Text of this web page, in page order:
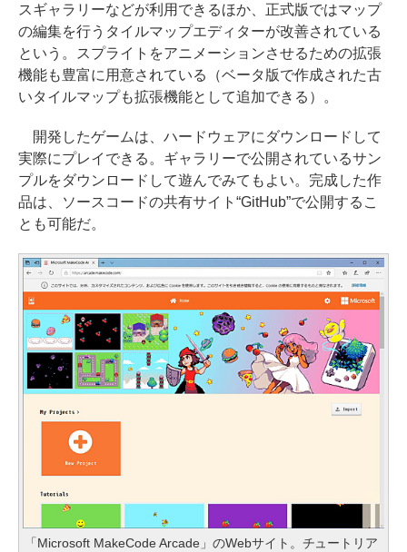
スギャラリーなどが利用できるほか、正式版ではマップ
の編集を行うタイルマップエディターが改善されている
という。スプライトをアニメーションさせるための拡張
機能も豊富に用意されている（ベータ版で作成された古
いタイルマップも拡張機能として追加できる）。
開発したゲームは、ハードウェアにダウンロードして
実際にプレイできる。ギャラリーで公開されているサン
プルをダウンロードして遊んでみてもよい。完成した作
品は、ソースコードの共有サイト“GitHub”で公開するこ
とも可能だ。
「Microsoft MakeCode Arcade」のWebサイト。チュートリア